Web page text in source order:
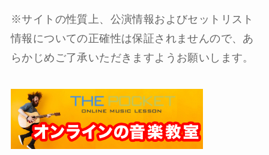
※サイトの性質上、公演情報およびセットリスト
情報についての正確性は保証されませんので、あ
らかじめご了承いただきますようお願いします。